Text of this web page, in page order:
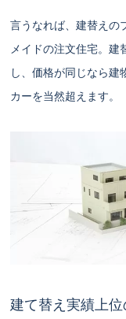
言うなれば、建替えの
メイドの注文住宅。建
し、価格が同じなら建
カーを当然超えます。
建て替え実績上